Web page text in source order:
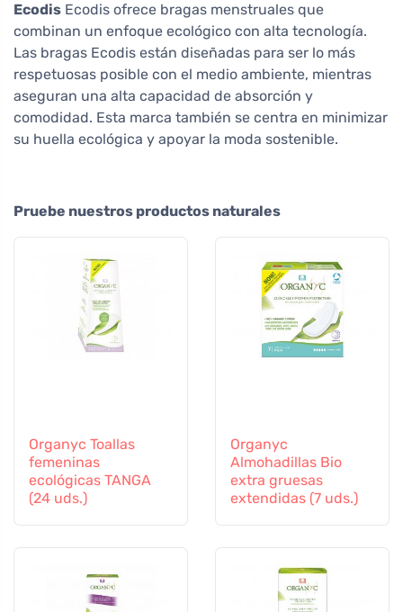
Ecodis Ecodis ofrece bragas menstruales que
combinan un enfoque ecológico con alta tecnología.
Las bragas Ecodis están diseñadas para ser lo más
respetuosas posible con el medio ambiente, mientras
aseguran una alta capacidad de absorción y
comodidad. Esta marca también se centra en minimizar
su huella ecológica y apoyar la moda sostenible.
Pruebe nuestros productos naturales
Organyc Toallas
femeninas
ecológicas TANGA
(24 uds.)
Organyc
Almohadillas Bio
extra gruesas
extendidas (7 uds.)